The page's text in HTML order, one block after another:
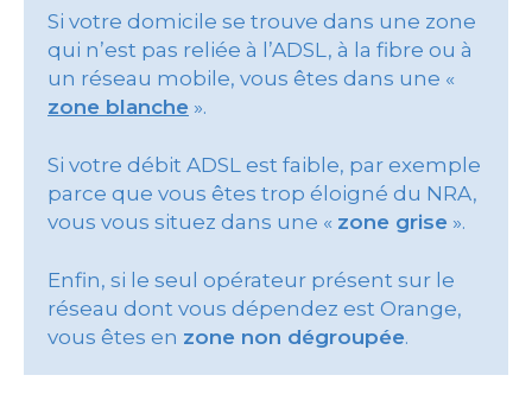
Si votre domicile se trouve dans une zone
qui n’est pas reliée à l’ADSL, à la fibre ou à
un réseau mobile, vous êtes dans une «
zone blanche ».
Si votre débit ADSL est faible, par exemple
parce que vous êtes trop éloigné du NRA,
vous vous situez dans une « zone grise ».
Enfin, si le seul opérateur présent sur le
réseau dont vous dépendez est Orange,
vous êtes en zone non dégroupée.